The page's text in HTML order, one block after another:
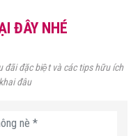
ĐÂY NHÉ
đặc biệt và các tips hữu ích
đâu